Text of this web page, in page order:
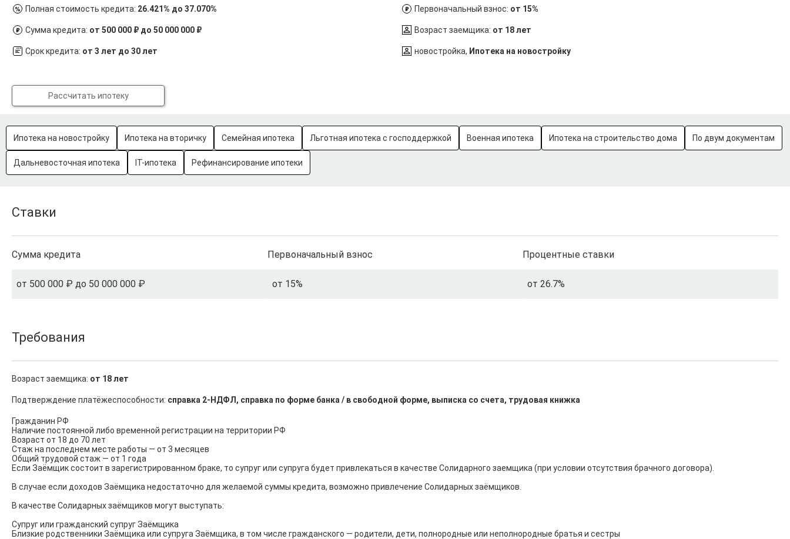
Полная стоимость кредита: 26.421% до 37.070%
Сумма кредита: от 500 000 ₽ до 50 000 000 ₽
Срок кредита: от 3 лет до 30 лет
Первоначальный взнос: от 15%
Возраст заемщика: от 18 лет
новостройка, Ипотека на новостройку
Рассчитать ипотеку
Ипотека на новостройку Ипотека на вторичку Семейная ипотека Льготная ипотека с господдержкой Военная ипотека Ипотека на строительство дома По двум документам
Дальневосточная ипотека IT-ипотека Рефинансирование ипотеки
Ставки
Сумма кредита
от 500 000 ₽ до 50 000 000 ₽
Первоначальный взнос
от 15%
Процентные ставки
от 26.7%
Требования
Возраст заемщика: от 18 лет
Подтверждение платёжеспособности: справка 2-НДФЛ, справка по форме банка / в свободной форме, выписка со счета, трудовая книжка
Гражданин РФ
Наличие постоянной либо временной регистрации на территории РФ
Возраст от 18 до 70 лет
Стаж на последнем месте работы — от 3 месяцев
Общий трудовой стаж — от 1 года
Если Заёмщик состоит в зарегистрированном браке, то супруг или супруга будет привлекаться в качестве Солидарного заемщика (при условии отсутствия брачного договора).
В случае если доходов Заёмщика недостаточно для желаемой суммы кредита, возможно привлечение Солидарных заёмщиков.
В качестве Солидарных заёмщиков могут выступать:
Супруг или гражданский супруг Заёмщика
Близкие родственники Заёмщика или супруга Заёмщика, в том числе гражданского — родители, дети, полнородные или неполнородные братья и сестры